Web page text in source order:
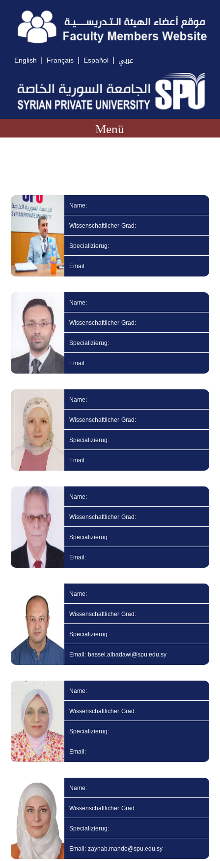
English | Français | Español | عربي
Menü
Name:
Wissenschaftlicher Grad:
Specializierug:
Email:
Name:
Wissenschaftlicher Grad:
Specializierug:
Email:
Name:
Wissenschaftlicher Grad:
Specializierug:
Email:
Name:
Wissenschaftlicher Grad:
Specializierug:
Email:
Name:
Wissenschaftlicher Grad:
Specializierug:
Email: bassel.albadawi@spu.edu.sy
Name:
Wissenschaftlicher Grad:
Specializierug:
Email:
Name:
Wissenschaftlicher Grad:
Specializierug:
Email: zaynab.mando@spu.edu.sy